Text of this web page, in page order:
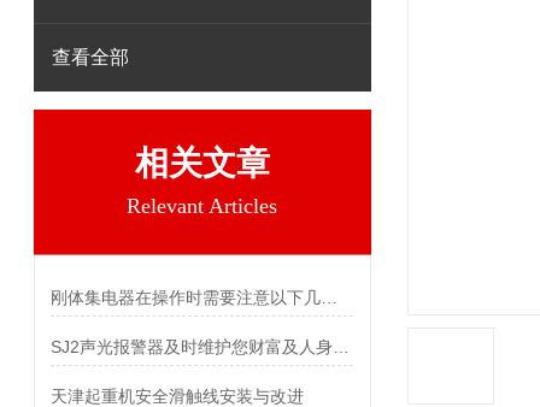
查看全部
相关文章
Relevant Articles
天津起重机安全滑触线安装与改进